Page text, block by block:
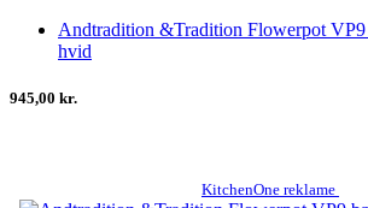
Andtradition &Tradition Flowerpot
hvid
945,00 kr.
KitchenOne reklame